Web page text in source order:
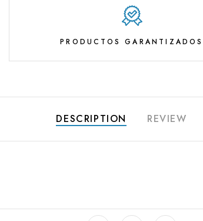
PRODUCTOS GARANTIZADOS
DESCRIPTION REVIEW